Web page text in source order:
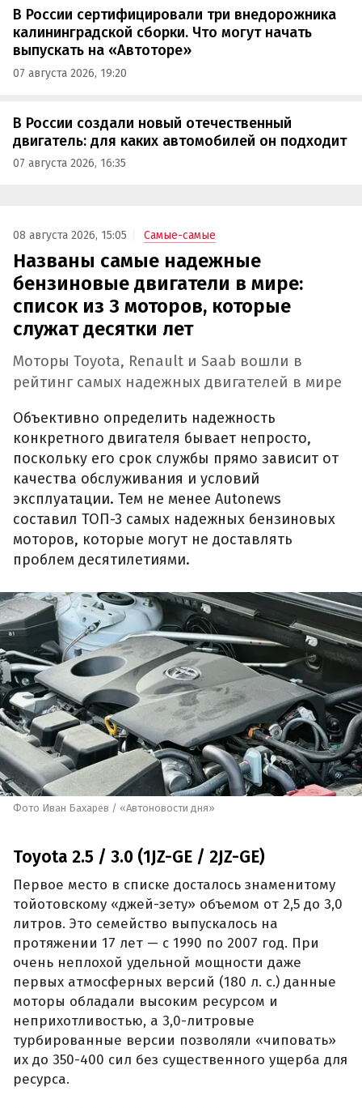
В России сертифицировали три внедорожника
калининградской сборки. Что могут начать
выпускать на «Автоторе»
07 августа 2026, 19:20
В России создали новый отечественный
двигатель: для каких автомобилей он подходит
07 августа 2026, 16:35
08 августа 2026, 15:05 Самые-самые
Названы самые надежные
бензиновые двигатели в мире:
список из 3 моторов, которые
служат десятки лет
Моторы Toyota, Renault и Saab вошли в
рейтинг самых надежных двигателей в мире
Объективно определить надежность
конкретного двигателя бывает непросто,
поскольку его срок службы прямо зависит от
качества обслуживания и условий
эксплуатации. Тем не менее Autonews
составил ТОП-3 самых надежных бензиновых
моторов, которые могут не доставлять
проблем десятилетиями.
Фото Иван Бахарев / «Автоновости дня»
Toyota 2.5 / 3.0 (1JZ-GE / 2JZ-GE)
Первое место в списке досталось знаменитому
тойотовскому «джей-зету» объемом от 2,5 до 3,0
литров. Это семейство выпускалось на
протяжении 17 лет — с 1990 по 2007 год. При
очень неплохой удельной мощности даже
первых атмосферных версий (180 л. с.) данные
моторы обладали высоким ресурсом и
неприхотливостью, а 3,0-литровые
турбированные версии позволяли «чиповать»
их до 350-400 сил без существенного ущерба для
ресурса.